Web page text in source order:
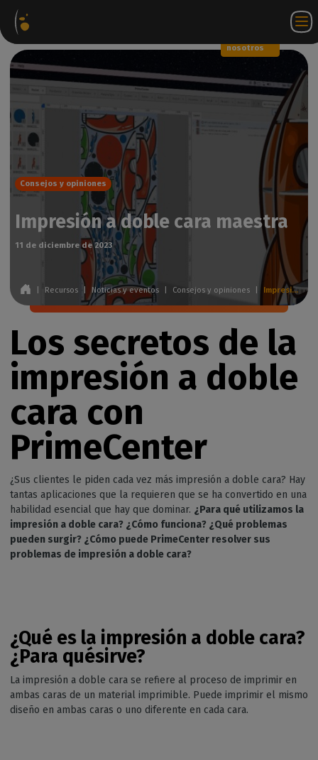
Paquetes
de
nosotros
ES
Consejos y opiniones
Impresión a doble cara maestra
11 de diciembre de 2023
Recursos Noticias y eventos Consejos y opiniones Impresión a doble cara maestra
Los secretos de la
impresión a doble
cara con
PrimeCenter
¿Sus clientes le piden cada vez más impresión a doble cara? Hay
tantas aplicaciones que la requieren que se ha convertido en una
habilidad esencial que hay que dominar. ¿Para qué utilizamos la
impresión a doble cara? ¿Cómo funciona? ¿Qué problemas
pueden surgir? ¿Cómo puede PrimeCenter resolver sus
problemas de impresión a doble cara?
¿Qué es la impresión a doble cara?
¿Para quésirve?
La impresión a doble cara se refiere al proceso de imprimir en
ambas caras de un material imprimible. Puede imprimir el mismo
diseño en ambas caras o uno diferente en cada cara.